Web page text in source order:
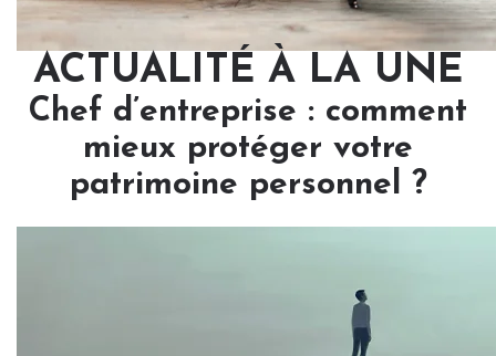
ACTUALITÉ À LA UNE
Chef d’entreprise : comment
mieux protéger votre
patrimoine personnel ?